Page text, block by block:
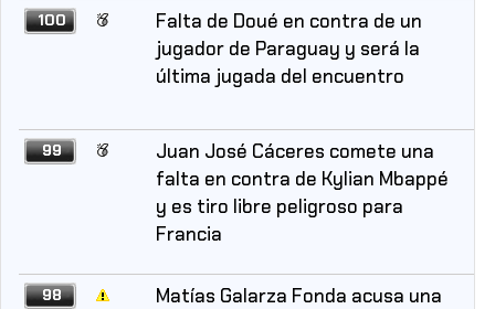
100
Falta de Doué en contra de un
jugador de Paraguay y será la
última jugada del encuentro
99
Juan José Cáceres comete una
falta en contra de Kylian Mbappé
y es tiro libre peligroso para
Francia
98
Matías Galarza Fonda acusa una